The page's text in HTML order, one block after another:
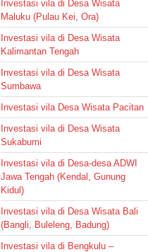
Investasi vila di Desa Wisata
Maluku (Pulau Kei, Ora)
Investasi vila di Desa Wisata
Kalimantan Tengah
Investasi vila di Desa Wisata
Sumbawa
Investasi vila Desa Wisata Pacitan
Investasi vila di Desa Wisata
Sukabumi
Investasi vila di Desa-desa ADWI
Jawa Tengah (Kendal, Gunung
Kidul)
Investasi vila di Desa Wisata Bali
(Bangli, Buleleng, Badung)
Investasi vila di Bengkulu –